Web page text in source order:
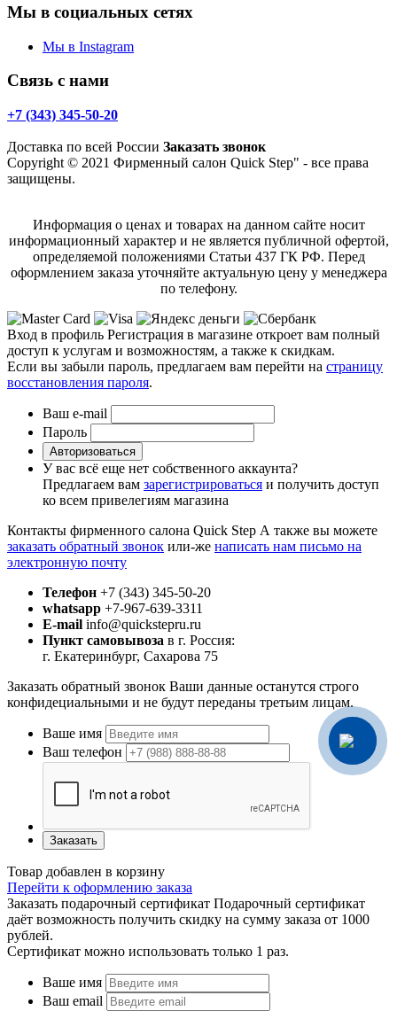
Мы в социальных сетях
Мы в Instagram
Связь с нами
+7 (343) 345-50-20
Доставка по всей России Заказать звонок
Copyright © 2021 Фирменный салон Quick Step" - все права
защищены.
Информация о ценах и товарах на данном сайте носит
информационный характер и не является публичной офертой,
определяемой положениями Статьи 437 ГК РФ. Перед
оформлением заказа уточняйте актуальную цену у менеджера
по телефону.
Вход в профиль Регистрация в магазине откроет вам полный
доступ к услугам и возможностям, а также к скидкам.
Если вы забыли пароль, предлагаем вам перейти на страницу
восстановления пароля.
Ваш e-mail
Пароль
Авторизоваться
У вас всё еще нет собственного аккаунта?
Предлагаем вам зарегистрироваться и получить доступ
ко всем привелегиям магазина
Контакты фирменного салона Quick Step А также вы можете
заказать обратный звонок или-же написать нам письмо на
электронную почту
Телефон +7 (343) 345-50-20
whatsapp +7-967-639-3311
E-mail info@quickstepru.ru
Пункт самовывоза в г. Россия:
г. Екатеринбург, Сахарова 75
Заказать обратный звонок Ваши данные останутся строго
конфидециальными и не будут переданы третьим лицам.
Ваше имя
Ваш телефон
Заказать
Товар добавлен в корзину
Перейти к оформлению заказа
Заказать подарочный сертификат Подарочный сертификат
даёт возможность получить скидку на сумму заказа от 1000
рублей.
Сертификат можно использовать только 1 раз.
Ваше имя
Ваш email